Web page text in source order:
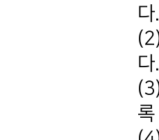
다.
다.